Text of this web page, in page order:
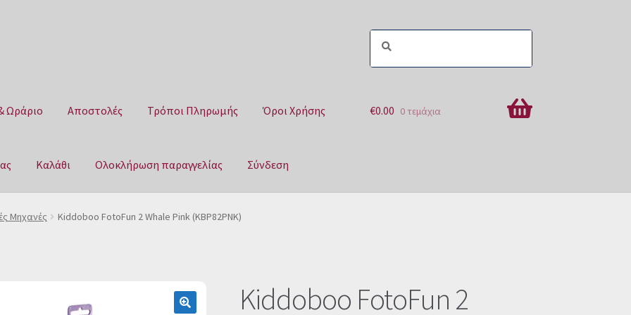
Ωράριο Αποστολές Τρόποι Πληρωμής Όροι Χρήσης
Καλάθι Ολοκλήρωση παραγγελίας Σύνδεση
Αποστολές Τρόποι Πληρωμής Όροι Χρήσης Πολιτική επιστροφών
€0.00 0 τεμάχια
Μηχανές Kiddoboo FotoFun 2 Whale Pink (KBP82PNK)
Kiddoboo FotoFun 2